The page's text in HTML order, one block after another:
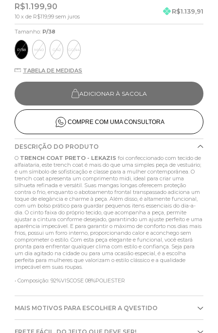
R$1.199,90
10 x de R$119,99 sem juros
R$1.139,91
Tamanho: P/38
P/38 M/40 G/42 GG/44
TABELA DE MEDIDAS
ADICIONAR À SACOLA
COMPRE COM UMA CONSULTORA
DESCRIÇÃO DO PRODUTO
O TRENCH COAT PRETO - LEKAZIS foi confeccionado com tecido de
alfaiataria, este trench coat é mais do que uma simples peça de vestuário;
é um símbolo de sofisticação e classe para a mulher contemporânea. O
trench coat apresenta um comprimento midi, ideal para criar uma
silhueta refinada e versátil. Suas mangas longas oferecem proteção
contra o frio, enquanto o abotoamento frontal transpassado adiciona um
toque de elegância e charme à peça. Além disso, é altamente funcional,
com um bolso prático para guardar pequenos itens essenciais do dia-a-
dia. O cinto faixa do próprio tecido, que acompanha a peça, permite
ajustar a cintura conforme desejado, garantindo um ajuste perfeito e uma
aparência impecável. E para garantir o máximo de conforto nos dias mais
frios, possui um forro interno, proporcionando calor e aconchego sem
comprometer o estilo. Com esta peça elegante e funcional, você estará
pronta para enfrentar qualquer clima com estilo e confiança. Seja para
um dia agitado na cidade ou para uma ocasião especial, é a escolha
perfeita para mulheres que valorizam o estilo clássico e a qualidade
impecável em suas roupas.
• Composição: 92%VISCOSE 08%POLIESTER
MAIS MOTIVOS PARA ESCOLHER A QVESTIDO